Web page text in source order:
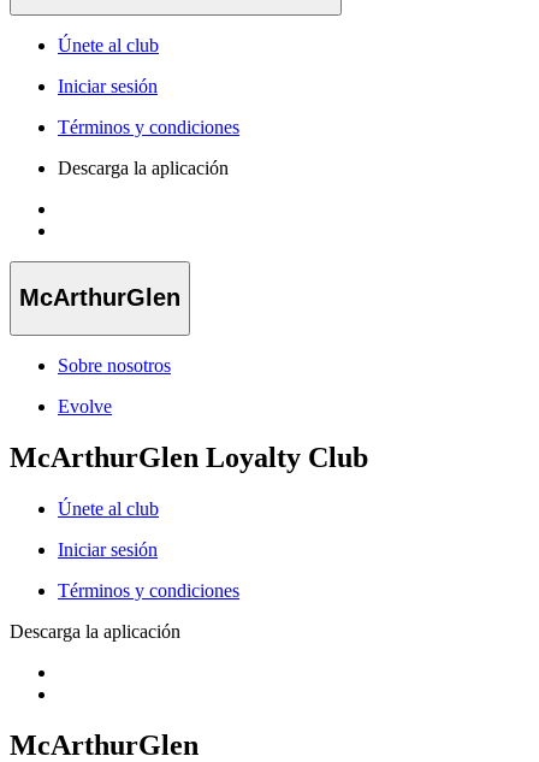
Únete al club
Iniciar sesión
Términos y condiciones
Descarga la aplicación
McArthurGlen
Sobre nosotros
Evolve
McArthurGlen Loyalty Club
Únete al club
Iniciar sesión
Términos y condiciones
Descarga la aplicación
McArthurGlen